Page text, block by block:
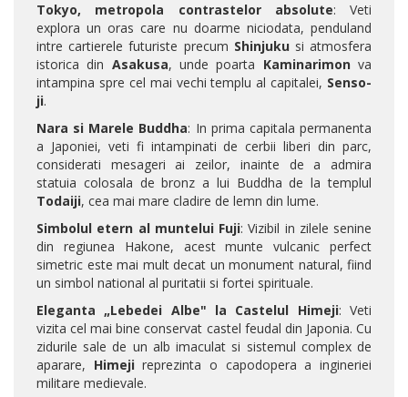
Tokyo, metropola contrastelor absolute: Veti
explora un oras care nu doarme niciodata, penduland
intre cartierele futuriste precum Shinjukusi atmosfera
istorica din Asakusa, unde poarta Kaminarimonva
intampina spre cel mai vechi templu al capitalei, Senso-
ji.
Nara si Marele Buddha: In prima capitala permanenta
a Japoniei, veti fi intampinati de cerbii liberi din parc,
considerati mesageri ai zeilor, inainte de a admira
statuia colosala de bronz a lui Buddha de la templul
Todaiji, cea mai mare cladire de lemn din lume.
Simbolul etern al muntelui Fuji: Vizibil in zilele senine
din regiunea Hakone, acest munte vulcanic perfect
simetric este mai mult decat un monument natural, fiind
un simbol national al puritatii si fortei spirituale.
Eleganta „Lebedei Albe" la Castelul Himeji: Veti
vizita cel mai bine conservat castel feudal din Japonia. Cu
zidurile sale de un alb imaculat si sistemul complex de
aparare, Himejireprezinta o capodopera a ingineriei
militare medievale.